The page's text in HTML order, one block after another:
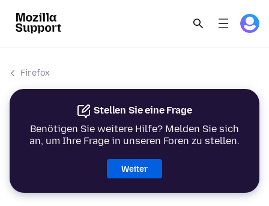
Firefox
Stellen Sie eine Frage
Benötigen Sie weitere Hilfe? Melden Sie sich
an, um Ihre Frage in unseren Foren zu stellen.
Weiter